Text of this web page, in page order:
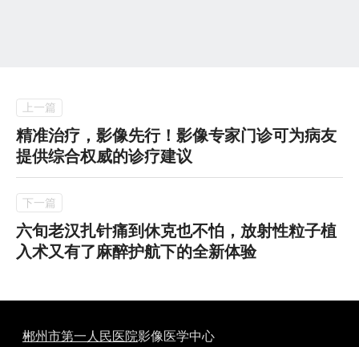
精准治疗，影像先行！影像专家门诊可为病友
提供综合权威的诊疗建议
六旬老汉扎针痛到休克也不怕，放射性粒子植
入术又有了麻醉护航下的全新体验
郴州市第一人民医院影像医学中心